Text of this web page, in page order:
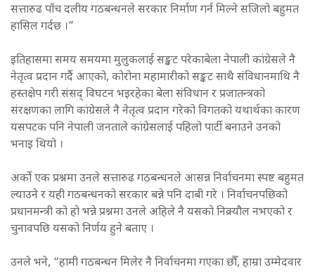
सत्तारुढ पाँच दलीय गठबन्धनले सरकार निर्माण गर्न मिल्ने सजिलो बहुमत
हासिल गर्दछ ।”
इतिहासमा समय समयमा मुलुकलाई सङ्कट परेकाबेला नेपाली कांग्रेसले नै
नेतृत्व प्रदान गर्दै आएको, कोरोना महामारीको सङ्कट साथै संविधानमाथि नै
हस्तक्षेप गरी संसद् विघटन भइरहेका बेला संविधान र प्रजातन्त्रको
संरक्षणका लागि कांग्रेसले नै नेतृत्व प्रदान गरेको विगतको यथार्थका कारण
यसपटक पनि नेपाली जनताले कांग्रेसलाई पहिलो पार्टी बनाउने उनको
भनाइ थियो ।
अर्को एक प्रश्नमा उनले सत्तारुढ गठबन्धनले आसन्न निर्वाचनमा स्पष्ट बहुमत
ल्याउने र यही गठबन्धनको सरकार बन्ने पनि दाबी गरे । निर्वाचनपछिको
प्रधानमन्त्री को हो भन्ने प्रश्नमा उनले अहिले नै यसको निक्र्यौल नभएको र
चुनावपछि यसको निर्णय हुने बताए ।
उनले भने, “हामी गठबन्धन मिलेर नै निर्वाचनमा गएका छौँ, हाम्रा उम्मेदवार